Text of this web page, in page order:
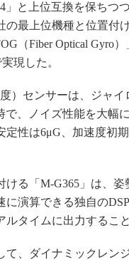
と上位互換を保ちつ
最上位機種と位置付
（Fiber Optical Gyro
現した。
）センサーは、ジャイ
で、ノイズ性能を大幅
性は6μG、加速度初
る「M-G365」は、姿
演算できる独自の
タイムに出力するこ
、ダイナミックレン